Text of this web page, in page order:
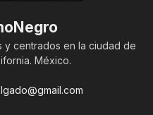
y centrados en la ciudad de
México.